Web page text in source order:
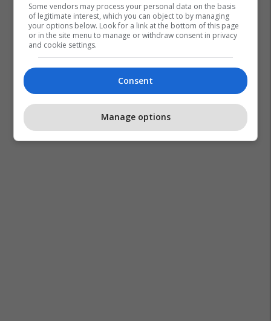
Some vendors may process your personal data on the basis
of legitimate interest, which you can object to by managing
your options below. Look for a link at the bottom of this page
or in the site menu to manage or withdraw consent in privacy
and cookie settings.
Consent
Manage options